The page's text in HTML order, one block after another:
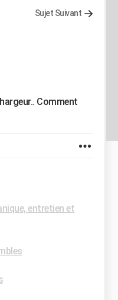
Sujet Suivant
Comment
entretien et